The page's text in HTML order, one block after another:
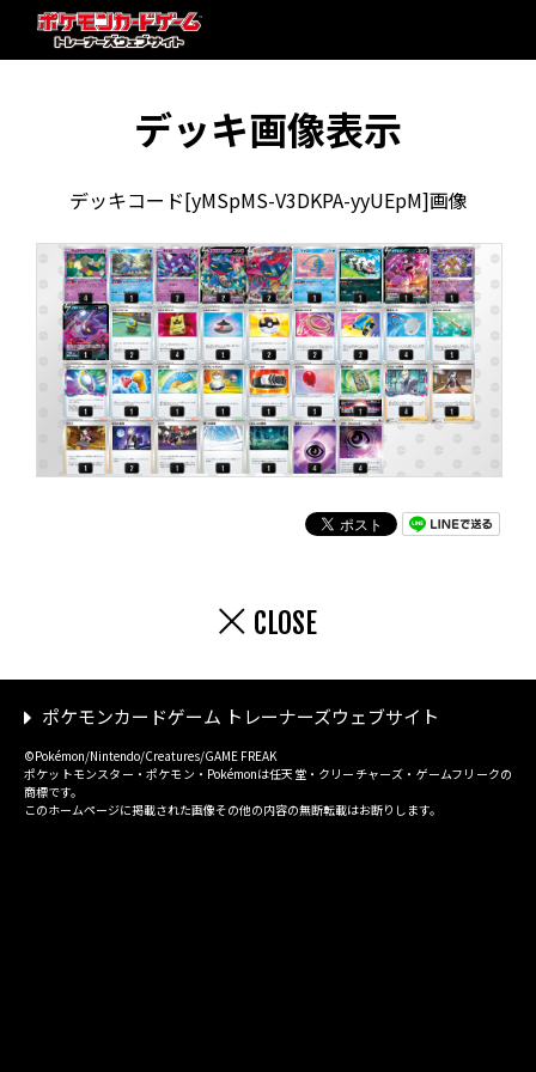
デッキ画像表示
デッキコード[yMSpMS-V3DKPA-yyUEpM]画像
CLOSE
ポケモンカードゲーム トレーナーズウェブサイト
©Pokémon/Nintendo/Creatures/GAME FREAK
ポケットモンスター・ポケモン・Pokémonは任天堂・クリーチャーズ・ゲームフリークの
商標です。
このホームページに掲載された画像その他の内容の無断転載はお断りします。